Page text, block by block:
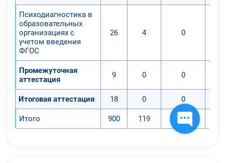
Психодиагностика в
образовательных
организациях с
учетом введения
ФГОС
26 4 0
Промежуточная
аттестация
9 0 0
Итоговая аттестация 18 0 0
Итого 900 119 0